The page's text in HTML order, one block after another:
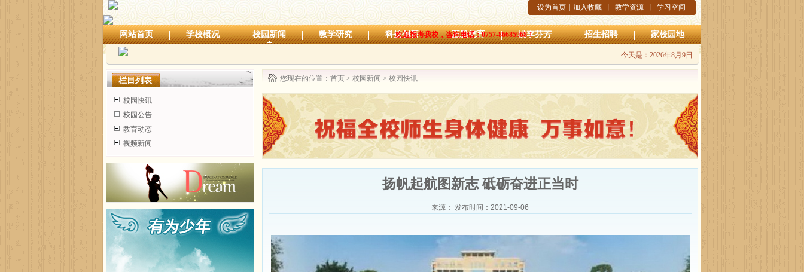
设为首页 加入收藏 教学资源 学习空间
网站首页 学校概况 校园新闻 教学研究 科技创新 正雅德育 桃李芬芳 招生招聘 家校园地
欢迎报考我校，咨询电话：0757-86685968！
今天是： 2026年8月9日
栏目列表
校园快讯
校园公告
教育动态
视频新闻
您现在的位置： 首页 > 校园新闻 > 校园快讯
扬帆起航图新志 砥砺奋进正当时
来源： 发布时间：2021-09-06